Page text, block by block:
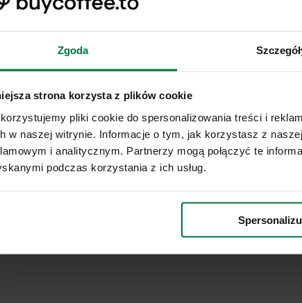
Zgoda
strona korzysta z plików cookie
pliki cookie do spersonalizowania treści i
w naszej witrynie. Informacje o tym, jak korzystasz z
i analitycznym. Partnerzy mogą połączyć te
podczas korzystania z ich usług.
Jednorazowe
by odblokować.